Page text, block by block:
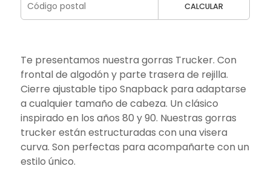
CALCULAR
Te presentamos nuestra gorras Trucker. Con
frontal de algodón y parte trasera de rejilla.
Cierre ajustable tipo Snapback para adaptarse
a cualquier tamaño de cabeza. Un clásico
inspirado en los años 80 y 90. Nuestras gorras
trucker están estructuradas con una visera
curva. Son perfectas para acompañarte con un
estilo único.